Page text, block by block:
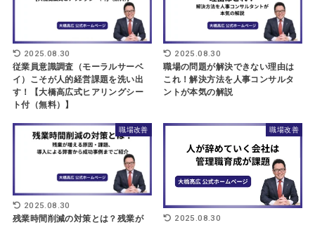
2025.08.30
従業員意識調査（モーラルサーベ
イ）こそが人的経営課題を洗い出
す！【大橋高広式ヒアリングシー
ト付（無料）】
2025.08.30
職場の問題が解決できない理由は
これ！解決方法を人事コンサルタ
ントが本気の解説
職場改善
2025.08.30
残業時間削減の対策とは？残業が
職場改善
2025.08.30